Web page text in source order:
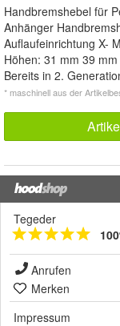
Handbremshebel für
Anhänger
Auflaufeinrichtung X-
Höhen: 31 mm 39
Bereits in 2.
* maschinell aus der
Tegeder
Anrufen
Merken
Impressum